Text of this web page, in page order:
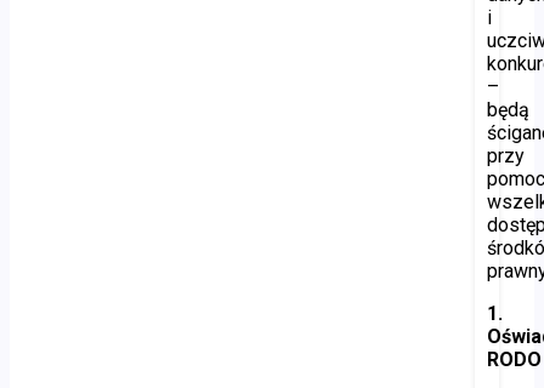
i
–
będą
przy
1.
RODO